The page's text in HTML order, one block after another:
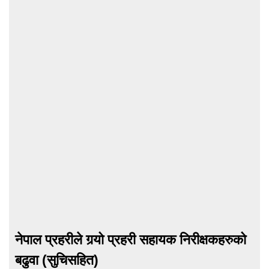
नेपाल प्रहरीले गर्‍यो प्रहरी सहायक निरीक्षकहरुको
बढुवा (सुचिसहित)